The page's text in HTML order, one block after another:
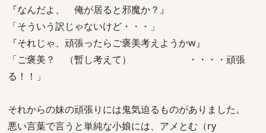
『なんだよ、 俺が居ると邪魔か？』
「そういう訳じゃないけど・・・」
『それじゃ、頑張ったらご褒美考えようかw』
「ご褒美？ （暫し考えて） ・・・・頑張
る！！」
それからの妹の頑張りには鬼気迫るものがありました。
悪い言葉で言うと単純な小娘には、アメとむ（ry